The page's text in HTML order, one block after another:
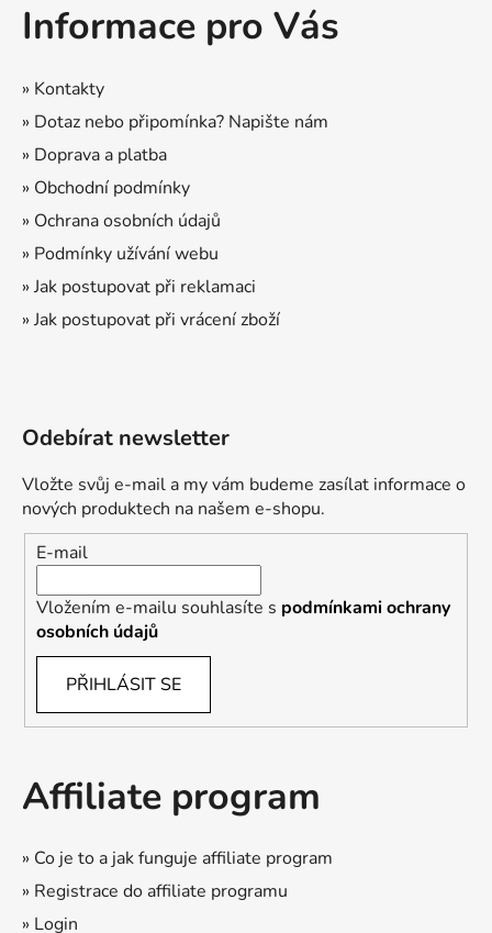
Informace pro Vás
» Kontakty
» Dotaz nebo připomínka? Napište nám
» Doprava a platba
» Obchodní podmínky
» Ochrana osobních údajů
» Podmínky užívání webu
» Jak postupovat při reklamaci
» Jak postupovat při vrácení zboží
Odebírat newsletter
Vložte svůj e-mail a my vám budeme zasílat informace o
nových produktech na našem e-shopu.
E-mail
Vložením e-mailu souhlasíte s podmínkami ochrany
osobních údajů
PŘIHLÁSIT SE
Affiliate program
» Co je to a jak funguje affiliate program
» Registrace do affiliate programu
» Login